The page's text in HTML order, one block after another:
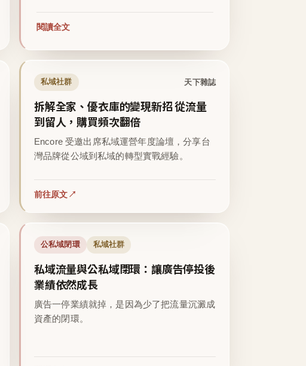
閱讀全文
私域社群 天下雜誌
拆解全家、優衣庫的變現新招 從流量
到留人，購買頻次翻倍
Encore 受邀出席私域運營年度論壇，分享台
灣品牌從公域到私域的轉型實戰經驗。
前往原文
公私域閉環 私域社群
私域流量與公私域閉環：讓廣告停投後
業績依然成長
廣告一停業績就掉，是因為少了把流量沉澱成
資產的閉環。